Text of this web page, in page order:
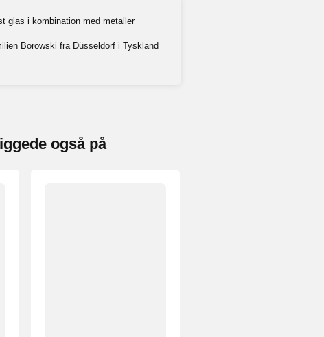
glas i kombination med metaller
Borowski fra Düsseldorf i Tyskland
også på